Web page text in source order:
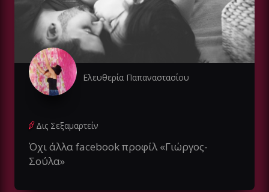
Ελευθερία Παπαναστασίου
Δις Σεξαμαρτείν
Όχι άλλα facebook προφίλ «Γιώργος-
Σούλα»